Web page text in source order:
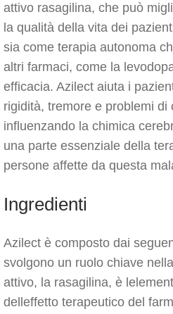
attivo rasagilina, che può
la qualità della vita dei
sia come terapia autonoma
altri farmaci, come la
efficacia. Azilect aiuta i
rigidità, tremore e problemi di
influenzando la chimica
una parte essenziale della
persone affette da questa
Ingredienti
Azilect è composto dai
svolgono un ruolo chiave
attivo, la rasagilina, è
delleffetto terapeutico del